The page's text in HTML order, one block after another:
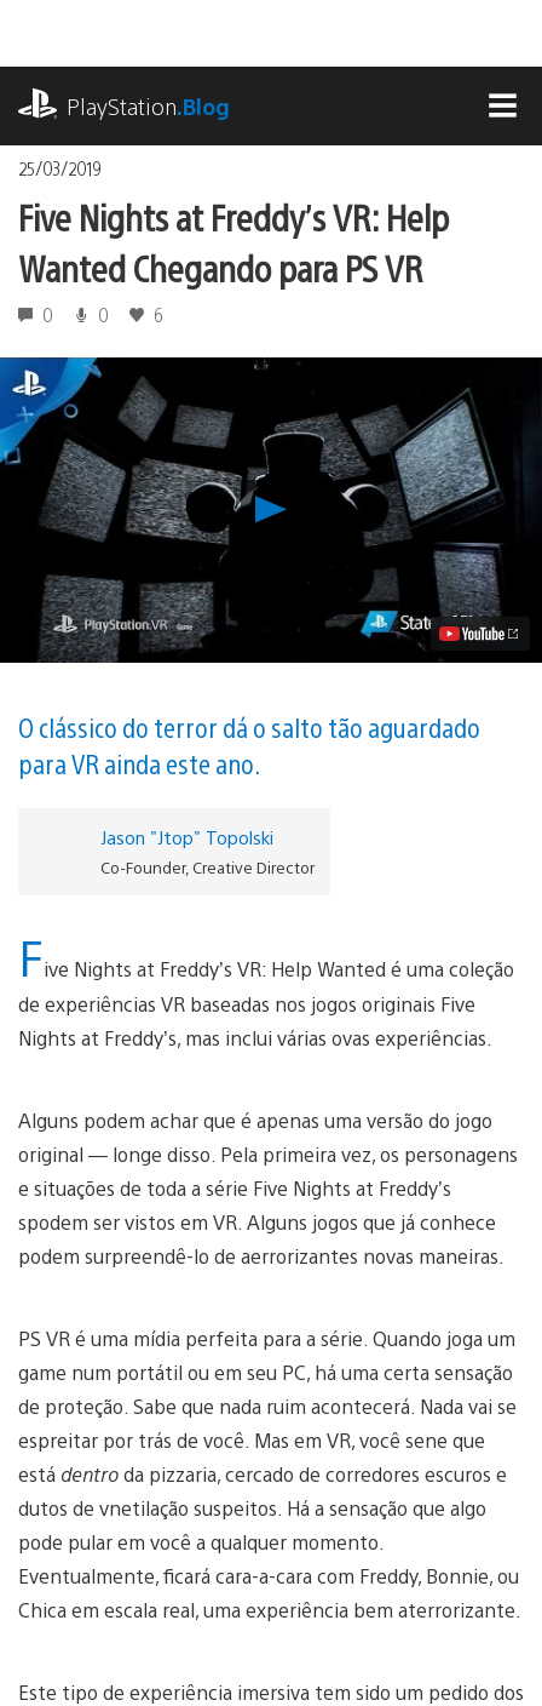
o
conteúdoPlayStation.Blog
25/03/2019
Five Nights at Freddy’s VR: Help
Wanted Chegando para PS VR
0 0 6
Reproduzir
Freddy’s
Help
Wanted
PS
VR
O clássico do terror dá o salto tão aguardado
para VR ainda este ano.
Jason "Jtop" Topolski
Co-Founder, Creative Director
Five Nights at Freddy’s VR: Help Wanted é uma coleção
de experiências VR baseadas nos jogos originais Five
Nights at Freddy’s, mas inclui várias ovas experiências.
Alguns podem achar que é apenas uma versão do jogo
original — longe disso. Pela primeira vez, os personagens
e situações de toda a série Five Nights at Freddy’s
spodem ser vistos em VR. Alguns jogos que já conhece
podem surpreendê-lo de aerrorizantes novas maneiras.
PS VR é uma mídia perfeita para a série. Quando joga um
game num portátil ou em seu PC, há uma certa sensação
de proteção. Sabe que nada ruim acontecerá. Nada vai se
espreitar por trás de você. Mas em VR, você sene que
está dentroda pizzaria, cercado de corredores escuros e
dutos de vnetilação suspeitos. Há a sensação que algo
pode pular em você a qualquer momento.
Eventualmente, ficará cara-a-cara com Freddy, Bonnie, ou
Chica em escala real, uma experiência bem aterrorizante.
Este tipo de experiência imersiva tem sido um pedido dos